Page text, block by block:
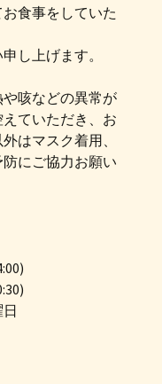
食事をしていた
し上げます。
咳などの異常が
ていただき、お
はマスク着用、
にご協力お願い